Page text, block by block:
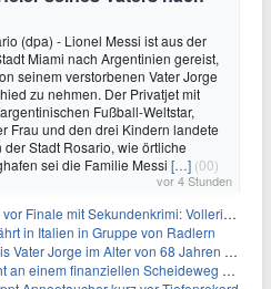
(dpa) - Lionel Messi ist aus der
Miami nach Argentinien gereist,
seinem verstorbenen Vater Jorge
zu nehmen. Der Privatjet mit
Fußball-Weltstar,
Frau und den drei Kindern landete
Stadt Rosario, wie örtliche
sei die Familie Messi […] (00)
vor 4 Stunden
Finale mit Sekundenkrimi: Vollering in Gelb
in Italien in Gruppe von Radlern
Jorge im Alter von 68 Jahren gestorben
finanziellen Scheideweg auf der Suche nach neuen Investitionen